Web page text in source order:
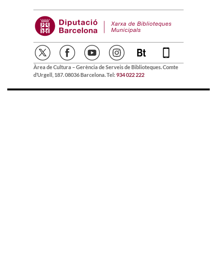
Àrea de Cultura – Gerència de Serveis de Biblioteques. Comte
d’Urgell, 187. 08036 Barcelona. Tel:934 022 222